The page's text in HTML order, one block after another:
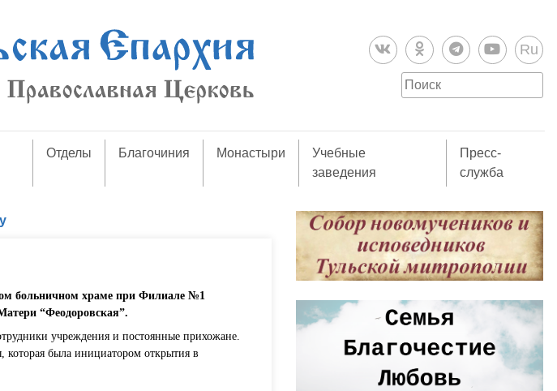
Ru
Отделы Благочиния Монастыри
Учебные
заведения
Пресс-
служба
больничном храме при Филиале №1
“Феодоровская”.
учреждения и постоянные прихожане.
которая была инициатором открытия в